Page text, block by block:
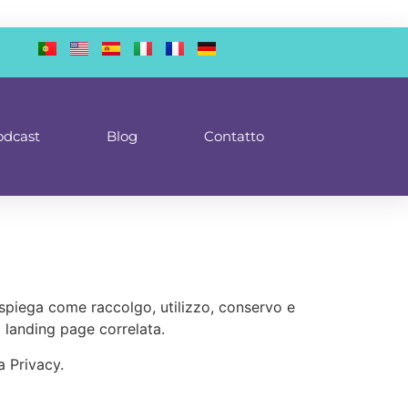
Blog Contatto
come raccolgo, utilizzo, conservo e
page correlata.
Privacy.